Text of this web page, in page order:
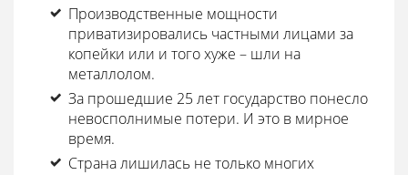
Производственные мощности
приватизировались частными лицами за
копейки или и того хуже – шли на
металлолом.
За прошедшие 25 лет государство понесло
невосполнимые потери. И это в мирное
время.
Страна лишилась не только многих